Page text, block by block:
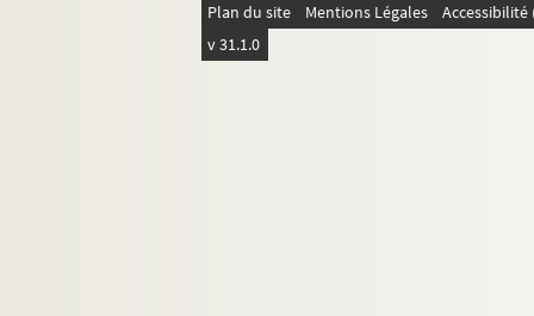
Plan du site Mentions Légales
v 31.1.0